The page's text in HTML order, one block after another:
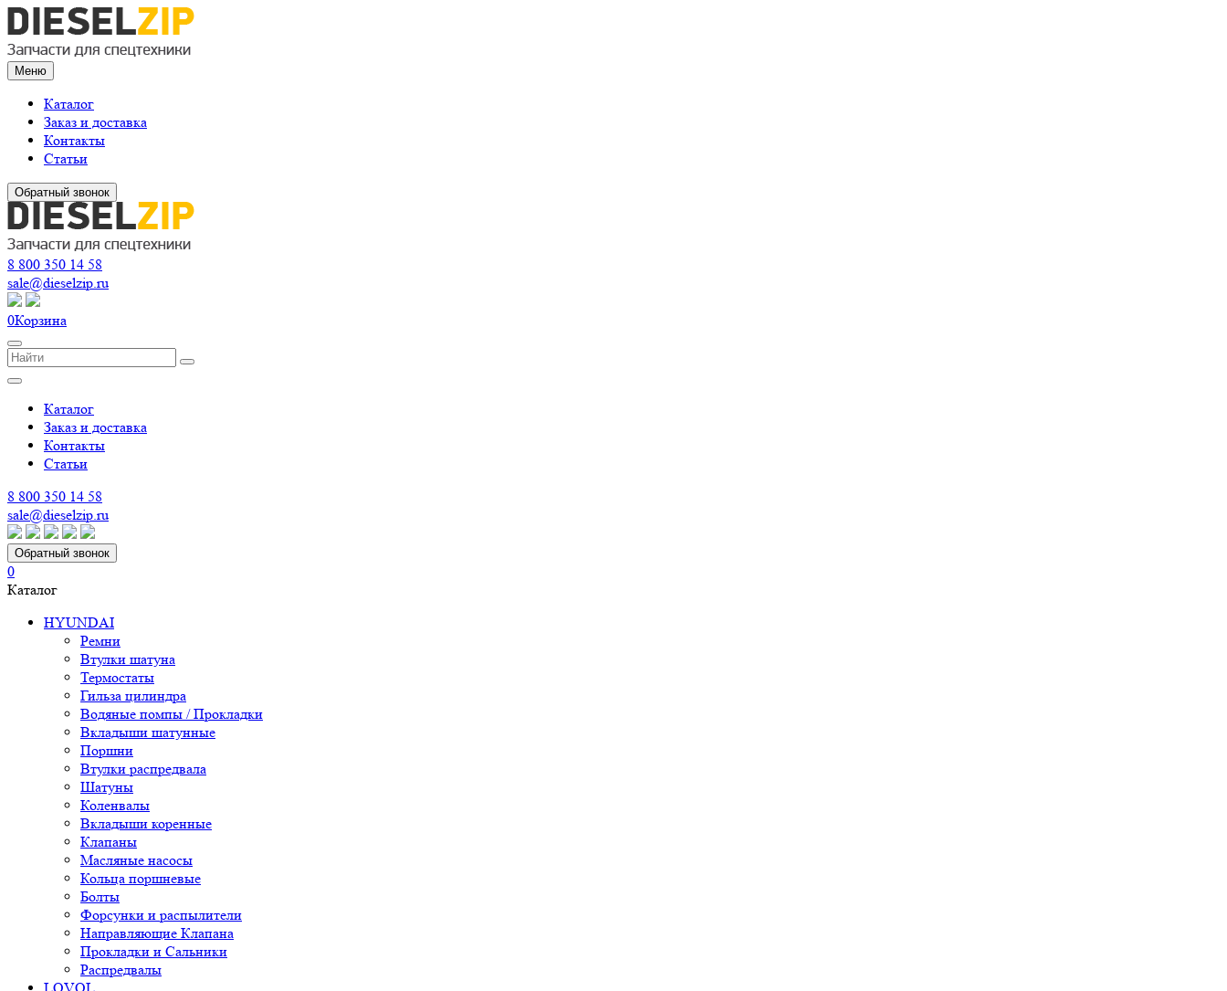
Меню
Каталог
Заказ и доставка
Контакты
Статьи
Обратный звонок
8 800 350 14 58
sale@dieselzip.ru
0Корзина
Каталог
Заказ и доставка
Контакты
Статьи
8 800 350 14 58
sale@dieselzip.ru
Обратный звонок
0
Каталог
HYUNDAI
Ремни
Втулки шатуна
Термостаты
Гильза цилиндра
Водяные помпы / Прокладки
Вкладыши шатунные
Поршни
Втулки распредвала
Шатуны
Коленвалы
Вкладыши коренные
Клапаны
Масляные насосы
Кольца поршневые
Болты
Форсунки и распылители
Направляющие Клапана
Прокладки и Сальники
Распредвалы